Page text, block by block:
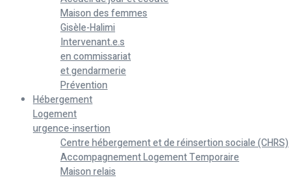
Maison des femmes
Gisèle-Halimi
Intervenant.e.s
en commissariat
et gendarmerie
Prévention
Hébergement
Logement
urgence-insertion
Centre hébergement et de réinsertion sociale (CHRS)
Accompagnement Logement Temporaire
Maison relais